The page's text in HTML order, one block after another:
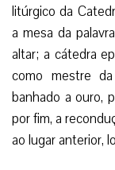
litúrgico da
a mesa da
altar; a cátedra
como mestre
banhado a ouro,
por fim, a
ao lugar anterior,